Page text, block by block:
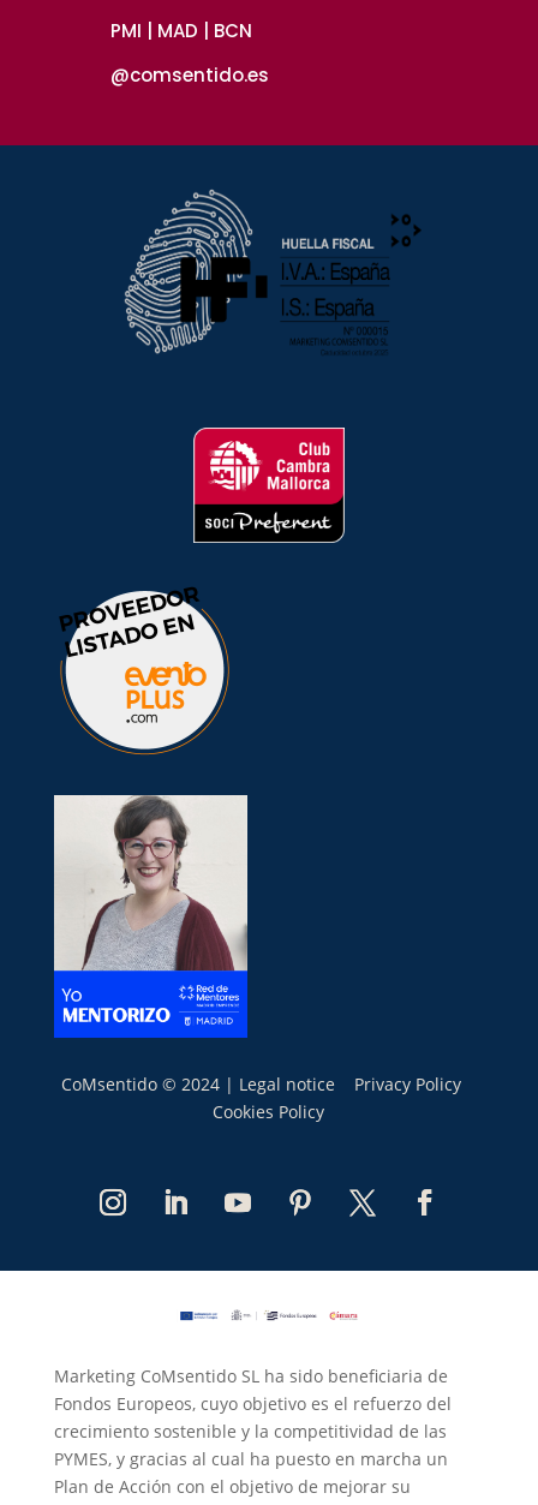
PMI | MAD | BCN
@comsentido.es
CoMsentido © 2024 | Legal notice
Privacy Policy
Cookies Policy
Marketing CoMsentido SL ha sido beneficiaria de
Fondos Europeos, cuyo objetivo es el refuerzo del
crecimiento sostenible y la competitividad de las
PYMES, y gracias al cual ha puesto en marcha un
Plan de Acción con el objetivo de mejorar su